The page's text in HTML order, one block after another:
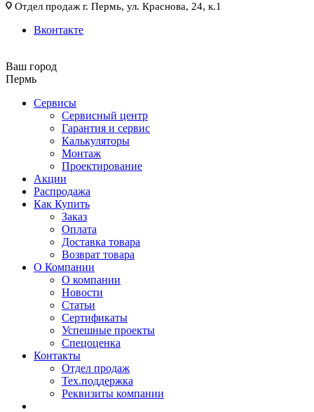
Отдел продаж г. Пермь, ул. Краснова, 24, к.1
Вконтакте
Ваш город
Пермь
Сервисы
Сервисный центр
Гарантия и сервис
Калькуляторы
Монтаж
Проектирование
Акции
Распродажа
Как Купить
Заказ
Оплата
Доставка товара
Возврат товара
О Компании
О компании
Новости
Статьи
Сертификаты
Успешные проекты
Спецоценка
Контакты
Отдел продаж
Тех.поддержка
Реквизиты компании